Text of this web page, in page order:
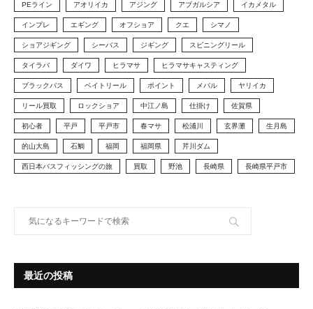
PEライン アオリイカ アジング アブガルシア イカメタル
インプレ エギング オフショア クエ シマノ
ショアジギング シーバス ジギング スピニングリール
タイラバ ダイワ ヒラマサ ヒラマサキャスティング
ブラックバス ベイトリール ポイント メバル ヤリイカ
リール買取 ロックショア 中江ノ島 仕掛け 佐賀県
初心者 平戸 平戸市 春マサ 松浦川 玄界灘 生月島
的山大島 石鯛 福岡 福岡県 芹川ダム
西日本バスフィッシングの旅 買取 野池 長崎県 長崎県平戸市
最近の投稿